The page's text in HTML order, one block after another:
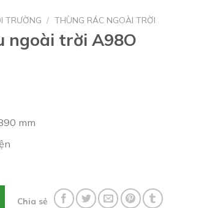
TRƯỜNG / THÙNG RÁC NGOÀI TRỜI
ngoài trời A98O
mm
Chia sẻ